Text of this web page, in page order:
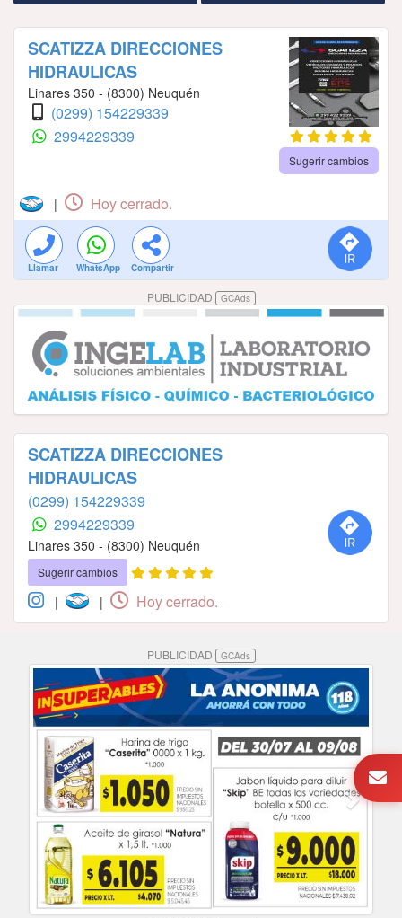
SCATIZZA DIRECCIONES
HIDRAULICAS
Linares 350 - (8300) Neuquén
(0299) 154229339
2994229339
Sugerir cambios
| Hoy cerrado.
Llamar WhatsApp Compartir
PUBLICIDAD GCAds
SCATIZZA DIRECCIONES
HIDRAULICAS
(0299) 154229339
2994229339
Linares 350 - (8300) Neuquén
Sugerir cambios
| | Hoy cerrado.
PUBLICIDAD GCAds